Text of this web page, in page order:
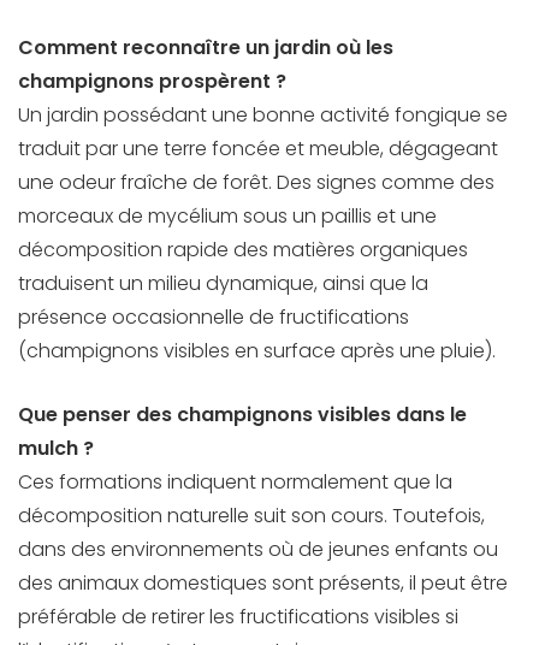
Comment reconnaître un jardin où les
champignons prospèrent ?
Un jardin possédant une bonne activité fongique se
traduit par une terre foncée et meuble, dégageant
une odeur fraîche de forêt. Des signes comme des
morceaux de mycélium sous un paillis et une
décomposition rapide des matières organiques
traduisent un milieu dynamique, ainsi que la
présence occasionnelle de fructifications
(champignons visibles en surface après une pluie).
Que penser des champignons visibles dans le
mulch ?
Ces formations indiquent normalement que la
décomposition naturelle suit son cours. Toutefois,
dans des environnements où de jeunes enfants ou
des animaux domestiques sont présents, il peut être
préférable de retirer les fructifications visibles si